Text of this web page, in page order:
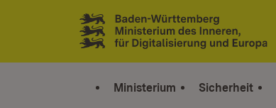
Zum Inhalt springen
Link zur Startseite
Ministerium Sicherheit